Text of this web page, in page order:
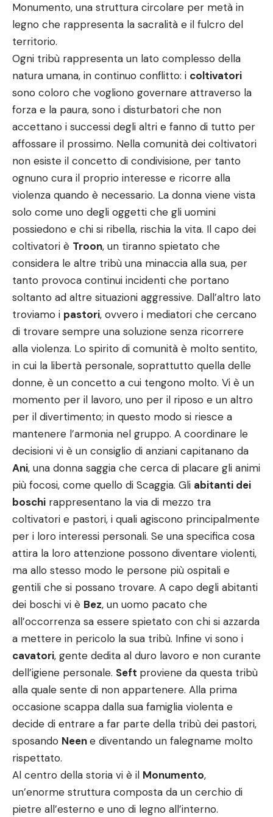
Monumento, una struttura circolare per metà in
legno che rappresenta la sacralità e il fulcro del
territorio.
Ogni tribù rappresenta un lato complesso della
natura umana, in continuo conflitto: i coltivatori
sono coloro che vogliono governare attraverso la
forza e la paura, sono i disturbatori che non
accettano i successi degli altri e fanno di tutto per
affossare il prossimo. Nella comunità dei coltivatori
non esiste il concetto di condivisione, per tanto
ognuno cura il proprio interesse e ricorre alla
violenza quando è necessario. La donna viene vista
solo come uno degli oggetti che gli uomini
possiedono e chi si ribella, rischia la vita. Il capo dei
coltivatori è Troon, un tiranno spietato che
considera le altre tribù una minaccia alla sua, per
tanto provoca continui incidenti che portano
soltanto ad altre situazioni aggressive. Dall’altro lato
troviamo i pastori, ovvero i mediatori che cercano
di trovare sempre una soluzione senza ricorrere
alla violenza. Lo spirito di comunità è molto sentito,
in cui la libertà personale, soprattutto quella delle
donne, è un concetto a cui tengono molto. Vi è un
momento per il lavoro, uno per il riposo e un altro
per il divertimento; in questo modo si riesce a
mantenere l’armonia nel gruppo. A coordinare le
decisioni vi è un consiglio di anziani capitanano da
Ani, una donna saggia che cerca di placare gli animi
più focosi, come quello di Scaggia. Gli abitanti dei
boschi rappresentano la via di mezzo tra
coltivatori e pastori, i quali agiscono principalmente
per i loro interessi personali. Se una specifica cosa
attira la loro attenzione possono diventare violenti,
ma allo stesso modo le persone più ospitali e
gentili che si possano trovare. A capo degli abitanti
dei boschi vi è Bez, un uomo pacato che
all’occorrenza sa essere spietato con chi si azzarda
a mettere in pericolo la sua tribù. Infine vi sono i
cavatori, gente dedita al duro lavoro e non curante
dell’igiene personale. Seft proviene da questa tribù
alla quale sente di non appartenere. Alla prima
occasione scappa dalla sua famiglia violenta e
decide di entrare a far parte della tribù dei pastori,
sposando Neene diventando un falegname molto
rispettato.
Al centro della storia vi è il Monumento,
un’enorme struttura composta da un cerchio di
pietre all’esterno e uno di legno all’interno.